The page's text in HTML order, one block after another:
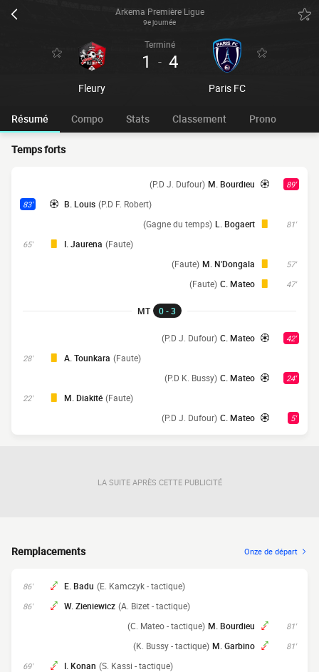
Arkema Première Ligue
9e journée
Fleury
Terminé
1 - 4
Paris FC
Résumé Compo Stats Classement Prono
Temps forts
89'
M. Bourdieu
(P.D J. Dufour)
83' B. Louis (P.D F. Robert)
81'
L. Bogaert
(Gagne du temps)
65' I. Jaurena (Faute)
57'
M. N'Dongala
(Faute)
47'
C. Mateo
(Faute)
MT 0 - 3
42'
C. Mateo
(P.D J. Dufour)
28' A. Tounkara (Faute)
24'
C. Mateo
(P.D K. Bussy)
22' M. Diakité (Faute)
5'
C. Mateo
(P.D J. Dufour)
LA SUITE APRÈS CETTE PUBLICITÉ
Remplacements Onze de départ
86' E. Badu (E. Kamczyk - tactique)
86' W. Zieniewicz (A. Bizet - tactique)
81'
M. Bourdieu
(C. Mateo - tactique)
81'
M. Garbino
(K. Bussy - tactique)
69' I. Konan (S. Kassi - tactique)